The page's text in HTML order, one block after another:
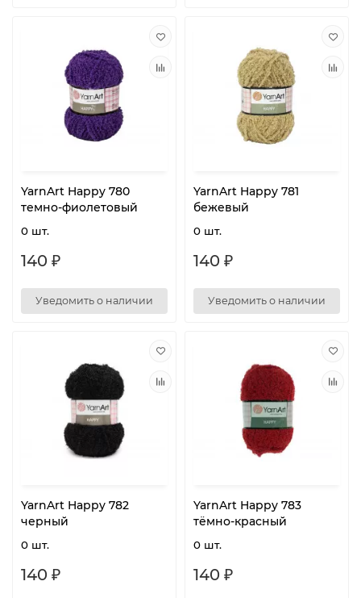
YarnArt Happy 780
темно-фиолетовый
0 шт.
140 ₽
Уведомить о наличии
YarnArt Happy 781
бежевый
0 шт.
140 ₽
Уведомить о наличии
YarnArt Happy 782
черный
0 шт.
140 ₽
YarnArt Happy 783
тёмно-красный
0 шт.
140 ₽